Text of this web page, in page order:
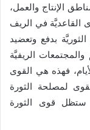
الإنتاج والعمل،
القاعديَّة في الريف
بدفع وتعضيد
الريفيَّة
فهذه هي القوى
لمصلحة الثورة
ستظل قوى الثورة